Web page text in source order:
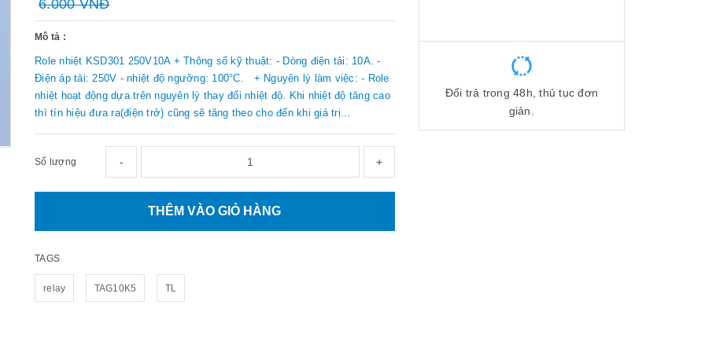
6.000 VNĐ
Mô tả :
Role nhiệt KSD301 250V10A + Thông số kỹ thuật: - Dòng điện tải: 10A. -
Điện áp tải: 250V - nhiệt độ ngưỡng: 100°C. + Nguyên lý làm việc: - Role
nhiệt hoạt động dựa trên nguyên lý thay đổi nhiệt độ. Khi nhiệt độ tăng cao
thì tín hiệu đưa ra(điện trở) cũng sẽ tăng theo cho đến khi giá trị...
Số lượng - +
THÊM VÀO GIỎ HÀNG
TAGS
relay TAG10K5 TL
Đổi trả trong 48h, thủ tục đơn
giản.